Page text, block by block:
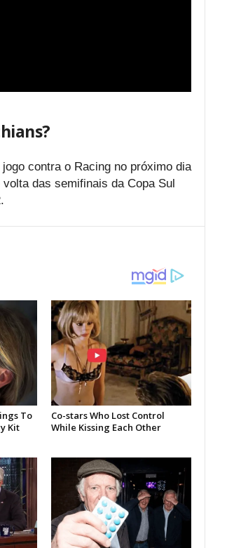
contra o Racing no próximo dia
das semifinais da Copa Sul